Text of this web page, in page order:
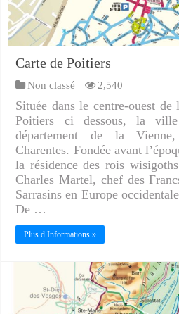
Carte de Poitiers
Non classé 2,540
Située dans le centre-ouest
Poitiers ci dessous, la
département de la
Charentes. Fondée avant
la résidence des rois
Charles Martel, chef des
Sarrasins en Europe
De …
Plus d Informations »